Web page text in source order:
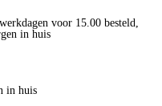
voor 15.00 besteld,
in huis
in huis